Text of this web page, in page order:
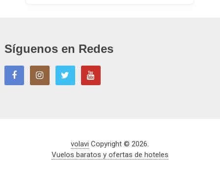
Síguenos en Redes
volavi Copyright © 2026.
Vuelos baratos y ofertas de hoteles